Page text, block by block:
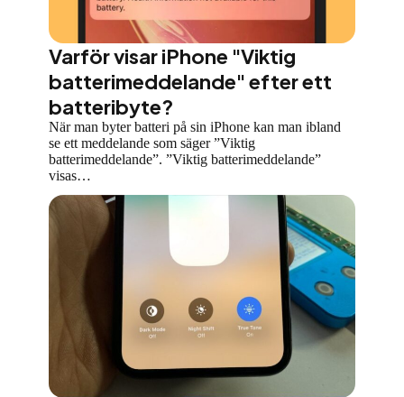
Varför visar iPhone "Viktig
batterimeddelande" efter ett
batteribyte?
När man byter batteri på sin iPhone kan man ibland
se ett meddelande som säger ”Viktig
batterimeddelande”. ”Viktig batterimeddelande”
visas…